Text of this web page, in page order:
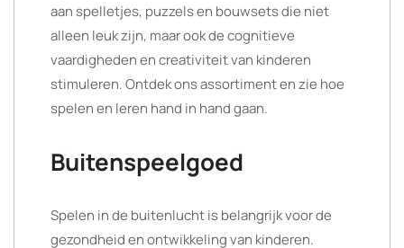
aan spelletjes, puzzels en bouwsets die niet
alleen leuk zijn, maar ook de cognitieve
vaardigheden en creativiteit van kinderen
stimuleren. Ontdek ons assortiment en zie hoe
spelen en leren hand in hand gaan.
Buitenspeelgoed
Spelen in de buitenlucht is belangrijk voor de
gezondheid en ontwikkeling van kinderen.